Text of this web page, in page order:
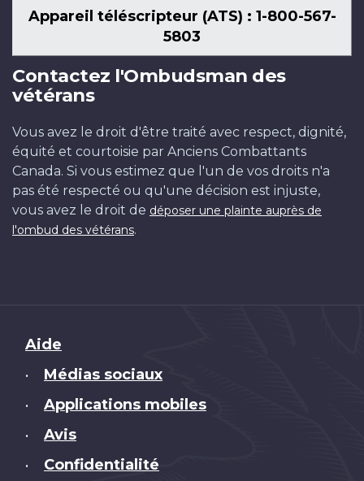
Appareil téléscripteur (ATS) : 1-800-567-
5803
Contactez l'Ombudsman des
vétérans
Vous avez le droit d'être traité avec respect, dignité,
équité et courtoisie par Anciens Combattants
Canada. Si vous estimez que l'un de vos droits n'a
pas été respecté ou qu'une décision est injuste,
vous avez le droit de déposer une plainte auprès de
l'ombud des vétérans.
Brand
Aide
• Médias sociaux
• Applications mobiles
• Avis
• Confidentialité